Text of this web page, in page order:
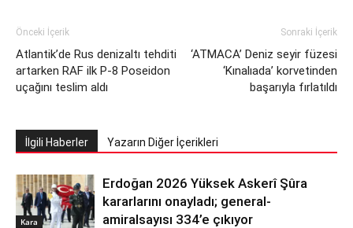
Önceki İçerik
Atlantik’de Rus denizaltı tehditi
artarken RAF ilk P-8 Poseidon
uçağını teslim aldı
Sonraki İçerik
‘ATMACA’ Deniz seyir füzesi
‘Kınalıada’ korvetinden
başarıyla fırlatıldı
İlgili Haberler Yazarın Diğer İçerikleri
Kara
Erdoğan 2026 Yüksek Askerî Şûra
kararlarını onayladı; general-
amiralsayısı 334’e çıkıyor